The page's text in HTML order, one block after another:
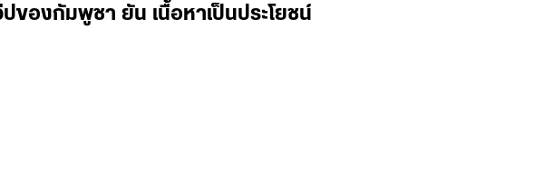
ปของกัมพูชา ยัน เนื้อหาเป็นประโยชน์